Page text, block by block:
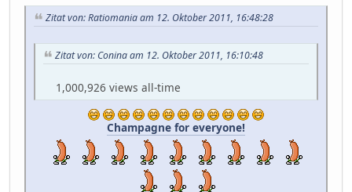
Zitat von: Ratiomania am 12. Oktober 2011, 16:48:28
Zitat von: Conina am 12. Oktober 2011, 16:10:48
1,000,926 views all-time
Champagne for everyone!